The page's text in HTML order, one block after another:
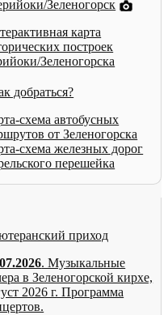
Зеленогорск
карта
построек
Зеленогорска
добраться?
схема автобусных
от Зеленогорска
схема железных дорог
перешейка
приход
. Музыкальные
в Зеленогорской кирхе,
2026 г. Программа